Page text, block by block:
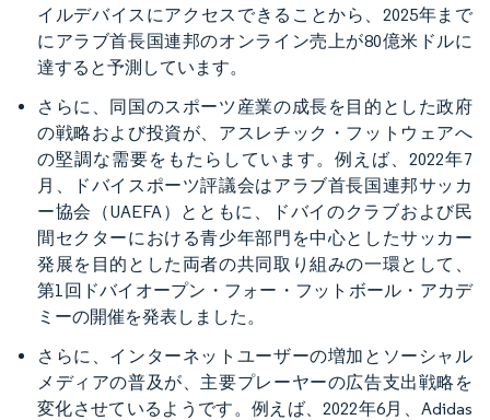
イルデバイスにアクセスできることから、2025年まで
にアラブ首長国連邦のオンライン売上が80億米ドルに
達すると予測しています。
さらに、同国のスポーツ産業の成長を目的とした政府
の戦略および投資が、アスレチック・フットウェアへ
の堅調な需要をもたらしています。例えば、2022年7
月、ドバイスポーツ評議会はアラブ首長国連邦サッカ
ー協会（UAEFA）とともに、ドバイのクラブおよび民
間セクターにおける青少年部門を中心としたサッカー
発展を目的とした両者の共同取り組みの一環として、
第1回ドバイオープン・フォー・フットボール・アカデ
ミーの開催を発表しました。
さらに、インターネットユーザーの増加とソーシャル
メディアの普及が、主要プレーヤーの広告支出戦略を
変化させているようです。例えば、2022年6月、Adidas